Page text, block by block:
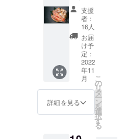
らな
い、帆
立の卵
付き。
生で塩
と胡麻
油で食
べると
絶品。
※2022
年12月
（冷
凍）】
1）八戸
前沖サ
バフィ
150g×2
パック
秋から
冬にか
けて青
森県八
戸沖で
支援
者：
16人
お届
け予
定：
2022
年11
月
詳細を見る
こ
の
リ
タ
ー
ン
を
選
択
す
る